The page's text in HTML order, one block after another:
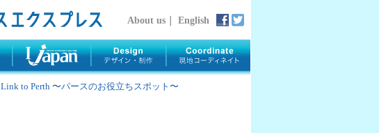
About us｜ English
Link to Perth 〜パースのお役立ちスポット〜